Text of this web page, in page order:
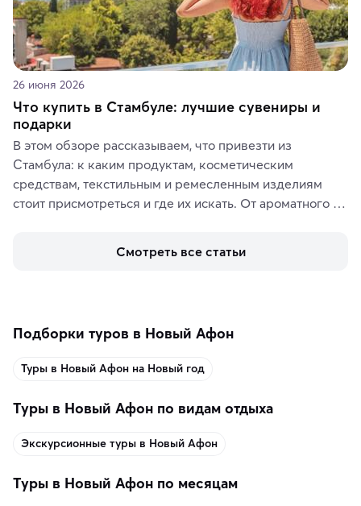
26 июня 2026
Что купить в Стамбуле: лучшие сувениры и
подарки
В этом обзоре рассказываем, что привезти из
Стамбула: к каким продуктам, косметическим
средствам, текстильным и ремесленным изделиям
стоит присмотреться и где их искать. От ароматного
аутентичных лавках — в подарок близким или себе на
Смотреть все статьи
Подборки туров в Новый Афон
Туры в Новый Афон на Новый год
Туры в Новый Афон по видам отдыха
Экскурсионные туры в Новый Афон
Туры в Новый Афон по месяцам